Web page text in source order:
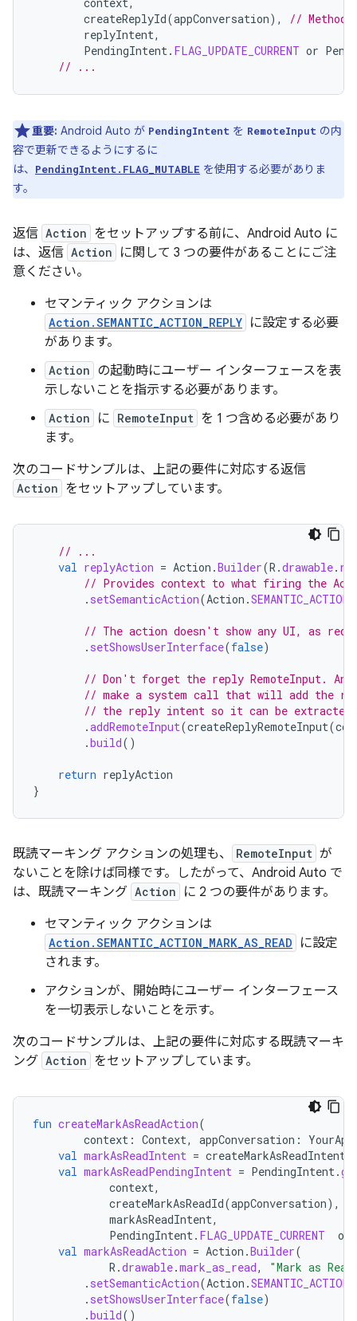
createReplyId(appConversation),
// Method
replyIntent,
PendingIntent. FLAG_UPDATE_CURRENT or
// ...
重要: Android Auto が PendingIntent を RemoteInput の内
容で更新できるようにするに
は、
PendingIntent.FLAG_MUTABLE を使用する必要がありま
す。
返信 Action をセットアップする前に、Android Auto に
は、返信 Action
に関して 3 つの要件があることにご注
意ください。
セマンティック アクションは
Action.SEMANTIC_ACTION_REPLY に設定する必要
があります。
Action の起動時にユーザー インターフェースを表
示しないことを指示する必要があります。
Action に RemoteInput を 1 つ含める必要があり
ます。
次のコードサンプルは、上記の要件に対応する返信
Action をセットアップしています。
// ...
val replyAction = Action .Builder(R .drawable.
// Provides context to what firing the
. setSemanticAction(Action .
// The action doesn't show any UI, as
. setShowsUserInterface(false)
// Don't forget the reply RemoteInput.
// make a system call that will add the
// the reply intent so it can be extracted
.addRemoteInput(createReplyRemoteInput(
.build()
return replyAction
}
既読マーキング アクションの処理も、 RemoteInput が
ないことを除けば同様です。したがって、Android Auto で
は、既読マーキング Action
に 2 つの要件があります。
セマンティック アクションは
Action.SEMANTIC_ACTION_MARK_AS_READ
に設定
されます。
アクションが、開始時にユーザー インターフェース
を一切表示しないことを示す。
次のコードサンプルは、上記の要件に対応する既読マーキ
ング Action をセットアップしています。
fun createMarkAsReadAction(
context : Context, appConversation :
val markAsReadIntent = createMarkAsReadIntent
val markAsReadPendingIntent = PendingIntent.
context,
createMarkAsReadId(appConversation),
markAsReadIntent,
PendingIntent. FLAG_UPDATE_CURRENT
or
val markAsReadAction = Action .Builder(
R .drawable.mark_as_read,
"Mark as
. setSemanticAction(Action .
. setShowsUserInterface(false)
.build()